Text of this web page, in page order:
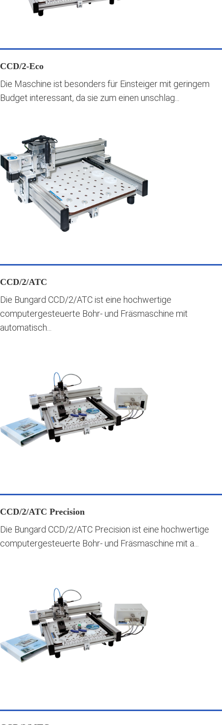
CCD/2-Eco
Die Maschine ist besonders für Einsteiger mit geringem
Budget interessant, da sie zum einen unschlag...
CCD/2/ATC
Die Bungard CCD/2/ATC ist eine hochwertige
computergesteuerte Bohr- und Fräsmaschine mit
automatisch...
CCD/2/ATC Precision
Die Bungard CCD/2/ATC Precision ist eine hochwertige
computergesteuerte Bohr- und Fräsmaschine mit a...